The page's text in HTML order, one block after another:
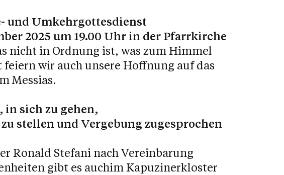
und Umkehrgottesdienst
2025 um 19.00 Uhr in der Pfarrkirche
nicht in Ordnung ist, was zum Himmel
wir auch unsere Hoffnung auf das
Messias.
in sich zu gehen,
stellen und Vergebung zugesprochen
Ronald Stefani nach Vereinbarung
gibt es auchim Kapuzinerkloster